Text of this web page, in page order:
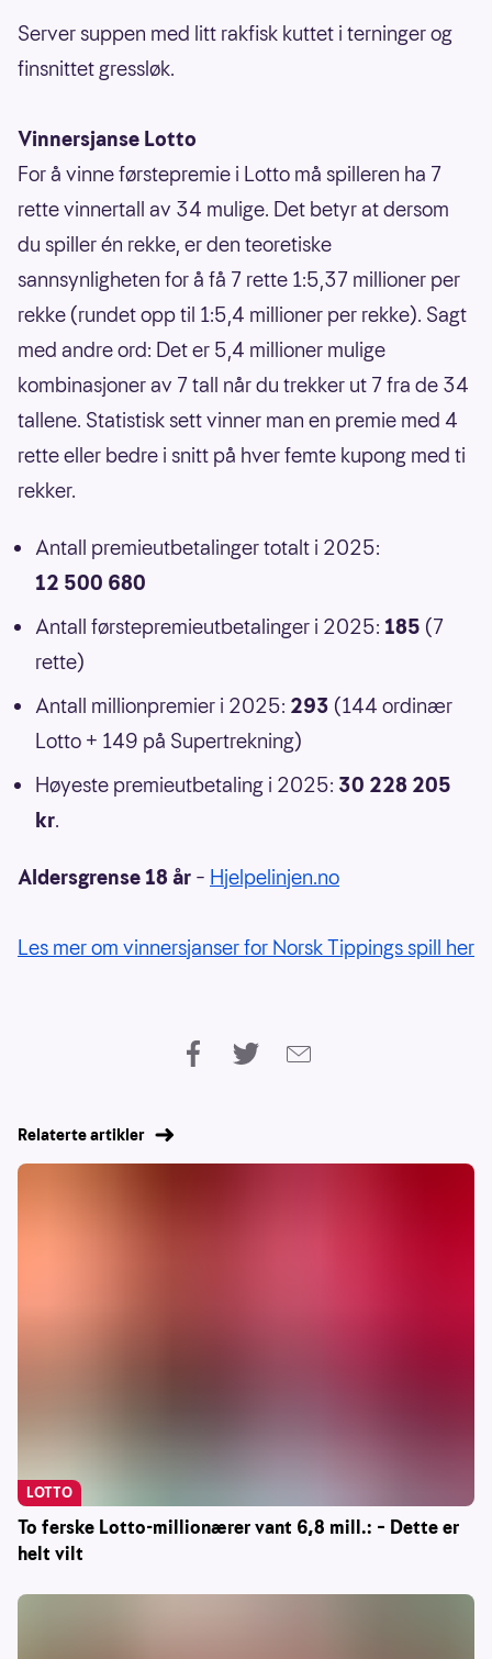
Server suppen med litt rakfisk kuttet i terninger og
finsnittet gressløk.
Vinnersjanse Lotto
For å vinne førstepremie i Lotto må spilleren ha 7
rette vinnertall av 34 mulige. Det betyr at dersom
du spiller én rekke, er den teoretiske
sannsynligheten for å få 7 rette 1:5,37 millioner per
rekke (rundet opp til 1:5,4 millioner per rekke). Sagt
med andre ord: Det er 5,4 millioner mulige
kombinasjoner av 7 tall når du trekker ut 7 fra de 34
tallene. Statistisk sett vinner man en premie med 4
rette eller bedre i snitt på hver femte kupong med ti
rekker.
Antall premieutbetalinger totalt i 2025:
12 500 680
Antall førstepremieutbetalinger i 2025: 185 (7
rette)
Antall millionpremier i 2025: 293 (144 ordinær
Lotto + 149 på Supertrekning)
Høyeste premieutbetaling i 2025: 30 228 205
kr.
Aldersgrense 18 år – Hjelpelinjen.no
Les mer om vinnersjanser for Norsk Tippings spill her
Relaterte artikler
To ferske Lotto-millionærer vant 6,8 mill.: – Dette er
helt vilt
LOTTO